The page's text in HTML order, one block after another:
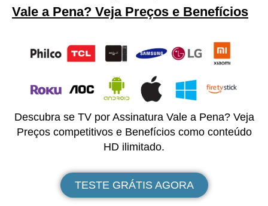
TV por Assinatura Vale a Pena? Veja Preços
entretenimento em casa.
Teste Grátis Agora
Vale a Pena? Veja Preços e Benefícios
Descubra se TV por Assinatura Vale a Pena? Veja
Preços competitivos e Benefícios como conteúdo
HD ilimitado.
TESTE GRÁTIS AGORA